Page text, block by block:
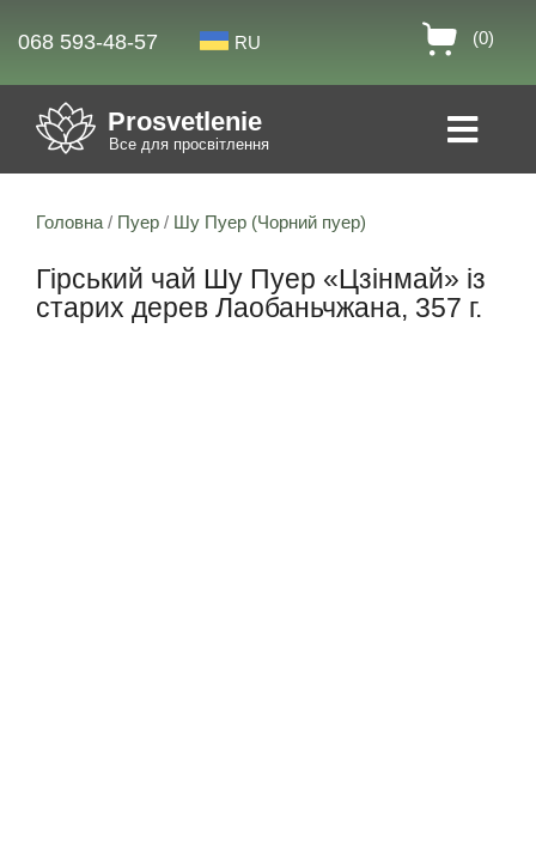
068 593-48-57 RU (0)
Prosvetlenie
Все для просвітлення
Головна / Пуер / Шу Пуер (Чорний пуер)
Гірський чай Шу Пуер «Цзінмай» із
старих дерев Лаобаньчжана, 357 г.